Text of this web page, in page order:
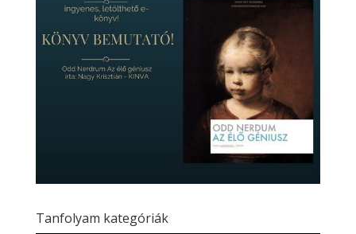
Tanfolyam kategóriák